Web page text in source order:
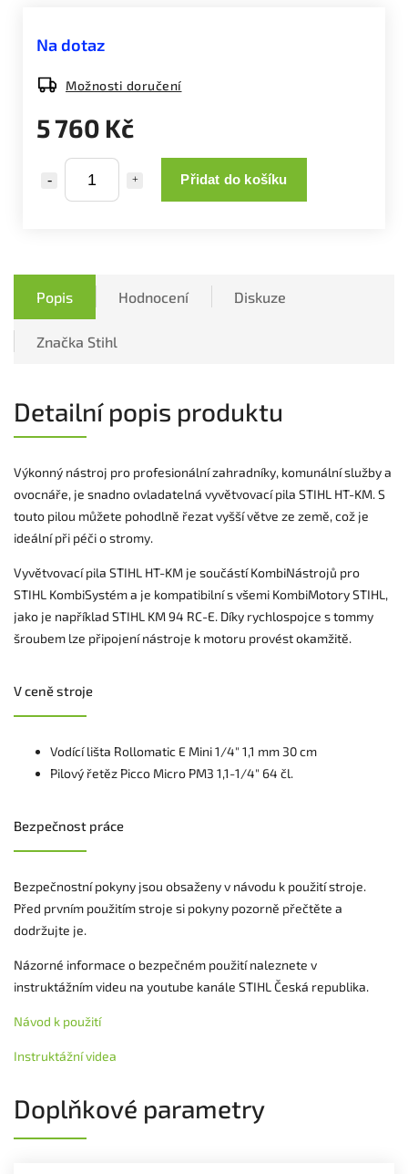
5 760 Kč
Přidat do košíku
Na dotaz
Možnosti doručení
Popis Hodnocení Diskuze
Značka Stihl
Detailní popis produktu
Výkonný nástroj pro profesionální zahradníky, komunální služby a
ovocnáře, je snadno ovladatelná vyvětvovací pila STIHL HT-KM. S
touto pilou můžete pohodlně řezat vyšší větve ze země, což je
ideální při péči o stromy.
Vyvětvovací pila STIHL HT-KM je součástí KombiNástrojů pro
STIHL KombiSystém a je kompatibilní s všemi KombiMotory STIHL,
jako je například STIHL KM 94 RC-E. Díky rychlospojce s tommy
šroubem lze připojení nástroje k motoru provést okamžitě.
V ceně stroje
Vodící lišta Rollomatic E Mini 1/4" 1,1 mm 30 cm
Pilový řetěz Picco Micro PM3 1,1-1/4" 64 čl.
Bezpečnost práce
Bezpečnostní pokyny jsou obsaženy v návodu k použití stroje.
Před prvním použitím stroje si pokyny pozorně přečtěte a
dodržujte je.
Názorné informace o bezpečném použití naleznete v
instruktážním videu na youtube kanále STIHL Česká republika.
Návod k použití
Instruktážní videa
Doplňkové parametry